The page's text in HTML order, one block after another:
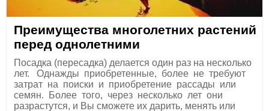
Преимущества многолетних растений
перед однолетними
Посадка (пересадка) делается один раз на несколько
лет. Однажды приобретенные, более не требуют
затрат на поиски и приобретение рассады или
семян. Более того, через несколько лет они
разрастутся, и Вы сможете их дарить, менять или